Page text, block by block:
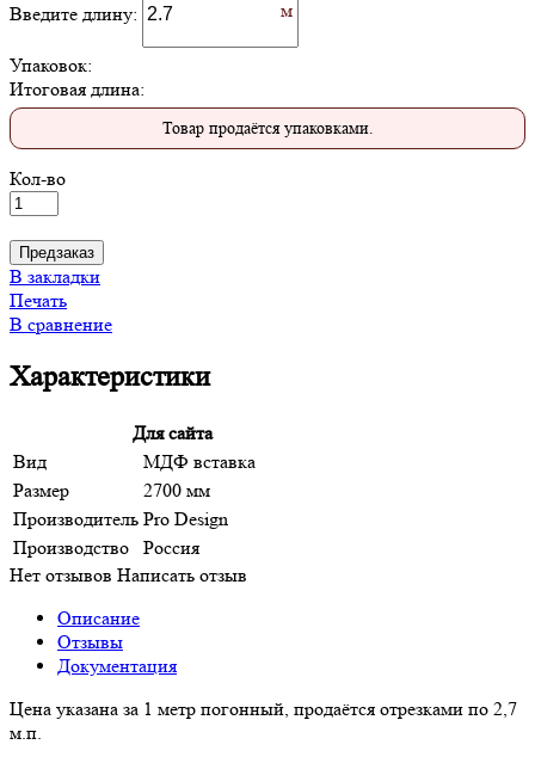
Введите длину:
Упаковок:
Итоговая длина:
Товар продаётся упаковками.
Кол-во
Предзаказ
В закладки
Печать
В сравнение
Характеристики
Для сайта
Вид
МДФ вставка
Размер
2700 мм
Производитель Pro Design
Производство
Россия
Нет отзывов Написать отзыв
Описание
Отзывы
Документация
Цена указана за 1 метр погонный, продаётся отрезками по 2,7
м.п.